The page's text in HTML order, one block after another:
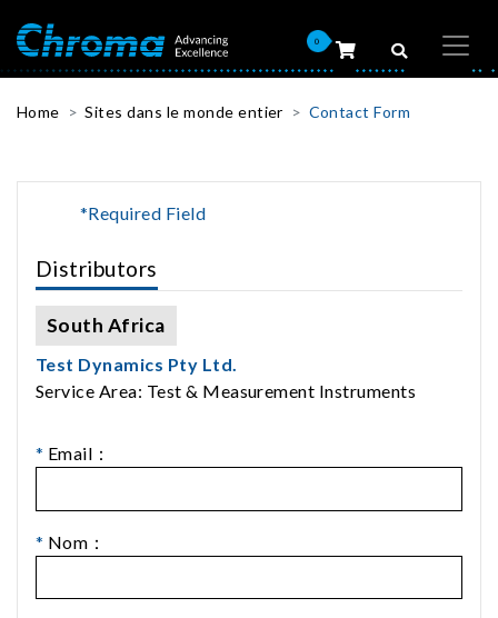
0
Home Sites dans le monde entier Contact Form
*Required Field
Distributors
South Africa
Test Dynamics Pty Ltd.
Service Area: Test & Measurement Instruments
* Email：
* Nom：